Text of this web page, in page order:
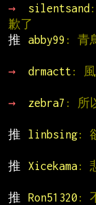
→
silentsand
歉了
推
abby99 : 青
→
drmactt : 風
→
zebra7 : 所
推
linbsing:
推
Xicekama:
推
Ron51320 :